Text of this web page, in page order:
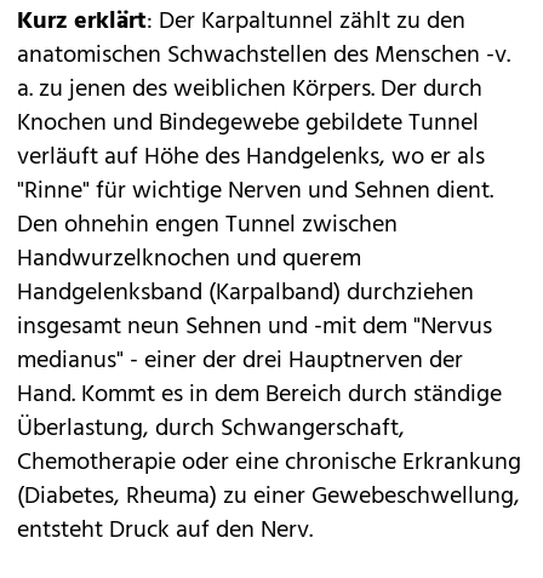
Kurz erklärt: Der Karpaltunnel zählt zu den
anatomischen Schwachstellen des Menschen -v.
a. zu jenen des weiblichen Körpers. Der durch
Knochen und Bindegewebe gebildete Tunnel
verläuft auf Höhe des Handgelenks, wo er als
"Rinne" für wichtige Nerven und Sehnen dient.
Den ohnehin engen Tunnel zwischen
Handwurzelknochen und querem
Handgelenksband (Karpalband) durchziehen
insgesamt neun Sehnen und -mit dem "Nervus
medianus" - einer der drei Hauptnerven der
Hand. Kommt es in dem Bereich durch ständige
Überlastung, durch Schwangerschaft,
Chemotherapie oder eine chronische Erkrankung
(Diabetes, Rheuma) zu einer Gewebeschwellung,
entsteht Druck auf den Nerv.